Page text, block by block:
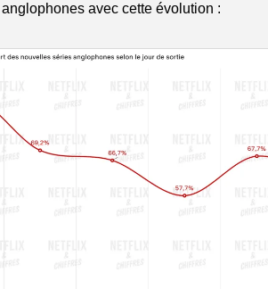
avec cette évolution :